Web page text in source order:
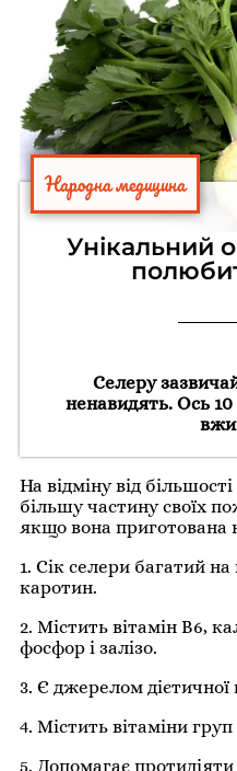
Народна медицина
Унікальний
Селеру
ненавидять. Ось
На відміну від
більшу частину своїх
якщо вона приготована
1. Сік селери багатий
каротин.
2. Містить вітамін В6,
фосфор і залізо.
3. Є джерелом дієтичної
4. Містить вітаміни
5. Допомагає